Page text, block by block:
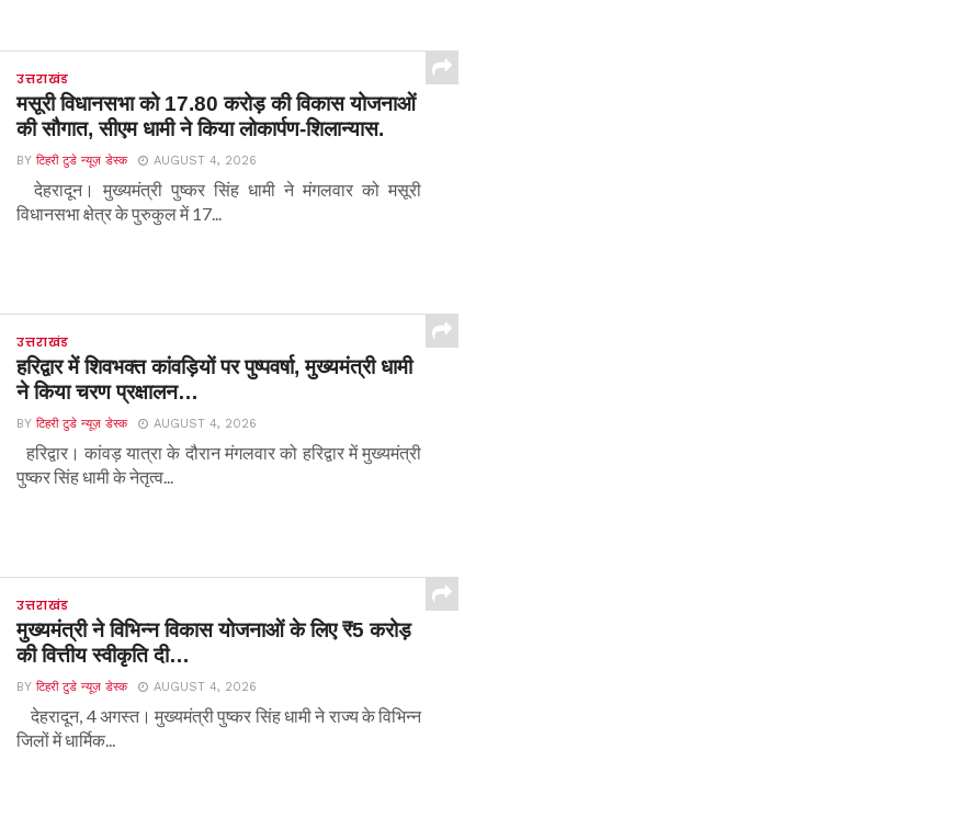
उत्तराखंड
मसूरी विधानसभा को 17.80 करोड़ की विकास योजनाओं
की सौगात, सीएम धामी ने किया लोकार्पण-शिलान्यास.
BYटिहरी टुडे न्यूज़ डेस्क AUGUST 4, 2026
देहरादून। मुख्यमंत्री पुष्कर सिंह धामी ने मंगलवार को मसूरी
विधानसभा क्षेत्र के पुरुकुल में 17...
उत्तराखंड
हरिद्वार में शिवभक्त कांवड़ियों पर पुष्पवर्षा, मुख्यमंत्री धामी
ने किया चरण प्रक्षालन…
BYटिहरी टुडे न्यूज़ डेस्क AUGUST 4, 2026
हरिद्वार। कांवड़ यात्रा के दौरान मंगलवार को हरिद्वार में मुख्यमंत्री
पुष्कर सिंह धामी के नेतृत्व...
उत्तराखंड
मुख्यमंत्री ने विभिन्न विकास योजनाओं के लिए ₹5 करोड़
की वित्तीय स्वीकृति दी…
BYटिहरी टुडे न्यूज़ डेस्क AUGUST 4, 2026
देहरादून, 4 अगस्त। मुख्यमंत्री पुष्कर सिंह धामी ने राज्य के विभिन्न
जिलों में धार्मिक...